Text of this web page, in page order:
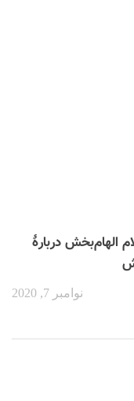
الهام‌بخش دربارۀ
نوامبر 7, 2020